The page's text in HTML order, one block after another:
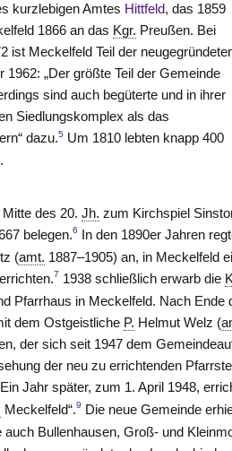
kurzlebigen Amtes Hittfeld, das 1859
1866 an das Kgr. Preußen. Bei
ist Meckelfeld Teil der
„Der größte Teil der Gemeinde
sind auch begüterte und in ihrer
Siedlungskomplex als das
dazu.5 Um 1810 lebten knapp 400
Mitte des 20.Jh. zum Kirchspiel
belegen.6 In den 1890er Jahren
(amt. 1887–1905) an, in Meckelfeld
7 1938 schließlich erwarb die
Pfarrhaus in Meckelfeld. Nach Ende
dem Ostgeistliche P. Helmut Welz (
der sich seit 1947 dem
der neu zu errichtenden
Ein Jahr später, zum 1. April 1948,
Meckelfeld“.9 Die neue Gemeinde
Bullenhausen, Groß- und